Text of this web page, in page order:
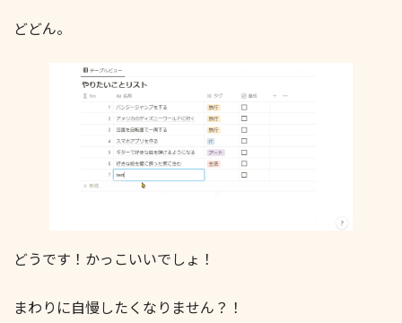
どどん。
どうです！かっこいいでしょ！
まわりに自慢したくなりません？！